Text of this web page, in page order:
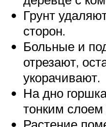
Грунт
сторон.
Больные и
отрезают,
укорачивают.
На дно
тонким слоем